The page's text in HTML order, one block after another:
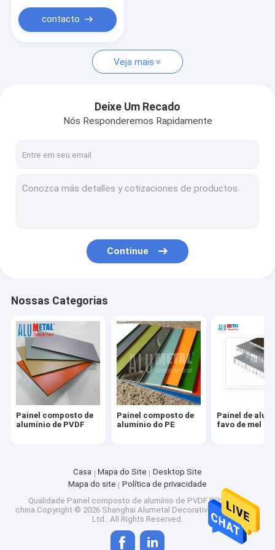
Bobina de alumínio revestida
contacto
Veja mais
Deixe Um Recado
Nós Responderemos Rapidamente
Continue
Nossas Categorias
Painel composto de
alumínio de PVDF
Painel composto de
alumínio do PE
Painel de
favo de mel
Casa Mapa do Site
Desktop Site
Mapa do site
Política de privacidade
Qualidade Painel composto de alumínio de PVDFFábrica da
china.Copyright © 2026 Shanghai Alumetal Decorative Material Co.,
Ltd.. All Rights Reserved.